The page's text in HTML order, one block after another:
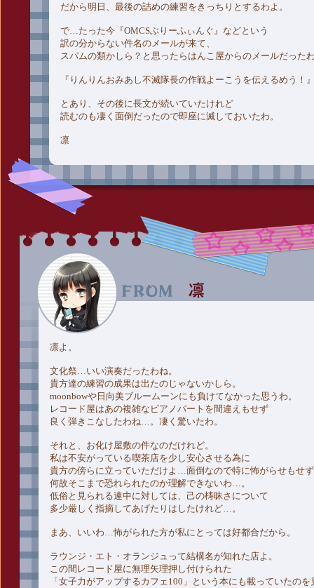
だから明日、最後の詰めの練習をきっちりとするわよ。
で…たった今『OMCSぶりーふぃんぐ』などという
訳の分からない件名のメールが来て、
スパムの類かしら？と思ったらはんこ屋からのメールだった
『りんりんおみあし不滅隊長の作戦よーこうを伝えるめう！
とあり、その後に長文が続いていたけれど
読むのも凄く面倒だったので即座に滅しておいたわ。
凛
凛よ。
文化祭…いい演奏だったわね。
貴方達の練習の成果は出たのじゃないかしら。
moonbowや日向美ブルームーンにも負けてなかった思うわ。
レコード屋はあの複雑なピアノパートを間違えもせず
良く弾きこなしたわね…。凄く驚いたわ。
それと、お化け屋敷の件なのだけれど。
私は不安がっている喫茶店を少し安心させる為に
貴方の傍らに立っていただけよ…面倒なので特に怖がらせもせ
何故そこまで恐れられたのか理解できないわ…。
低俗と見られる連中に対しては、己の梼昧さについて
多少厳しく指摘してあげたりはしたけれど…。
まあ、いいわ…怖がられた方が私にとっては好都合だから。
ラウンジ・エト・オランジュって結構名が知れた店よ。
この間レコード屋に無理矢理押し付けられた
「女子力がアップするカフェ100」という本にも載っていたのを